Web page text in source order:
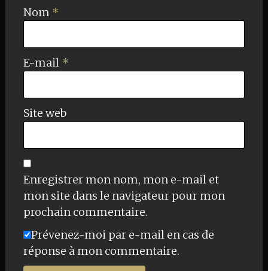
Nom *
E-mail *
Site web
Enregistrer mon nom, mon e-mail et
mon site dans le navigateur pour mon
prochain commentaire.
Prévenez-moi par e-mail en cas de
réponse à mon commentaire.